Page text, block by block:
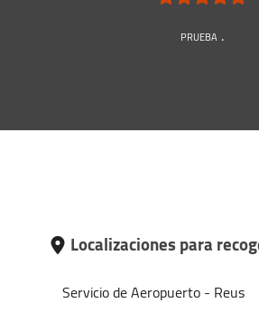
prueba .
Localizaciones para
Servicio de Aeropuerto - Reus